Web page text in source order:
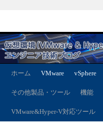
ホーム VMware vSphere
その他製品・ツール 機能
VMware&Hyper-V対応ツール